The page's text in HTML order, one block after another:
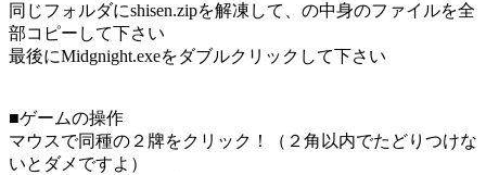
同じフォルダにshisen.zipを解凍して、の中身のファイルを全
部コピーして下さい
最後にMidgnight.exeをダブルクリックして下さい
■ゲームの操作
マウスで同種の２牌をクリック！（２角以内でたどりつけな
いとダメですよ）